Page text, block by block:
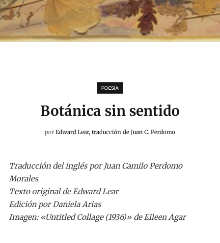
POESÍA
Botánica sin sentido
por Edward Lear, traducción de Juan C. Perdomo
Traducción del inglés por Juan Camilo Perdomo
Morales
Texto original de Edward Lear
Edición por Daniela Arias
Imagen: «Untitled Collage (1936)» de Eileen Agar